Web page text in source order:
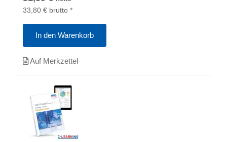
33,80 € brutto *
In den Warenkorb
Auf Merkzettel